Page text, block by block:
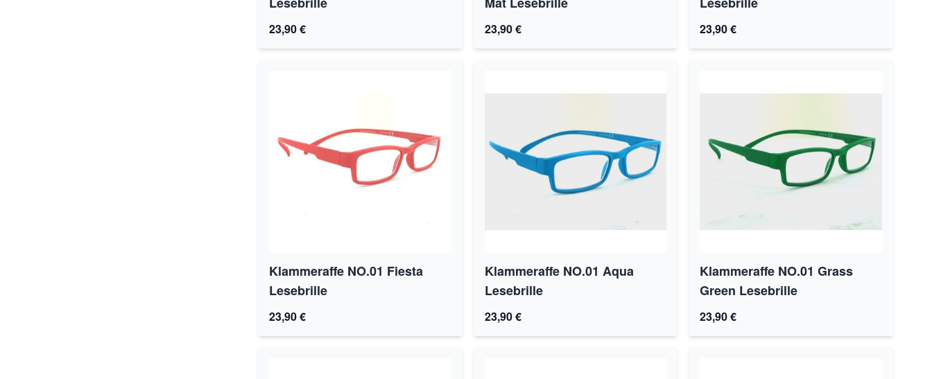
23,90 € 23,90 € 23,90 €
Klammeraffe NO.01 Fiesta
Lesebrille
23,90 €
Klammeraffe NO.01 Aqua
Lesebrille
23,90 €
Klammeraffe NO.01 Grass
Green Lesebrille
23,90 €